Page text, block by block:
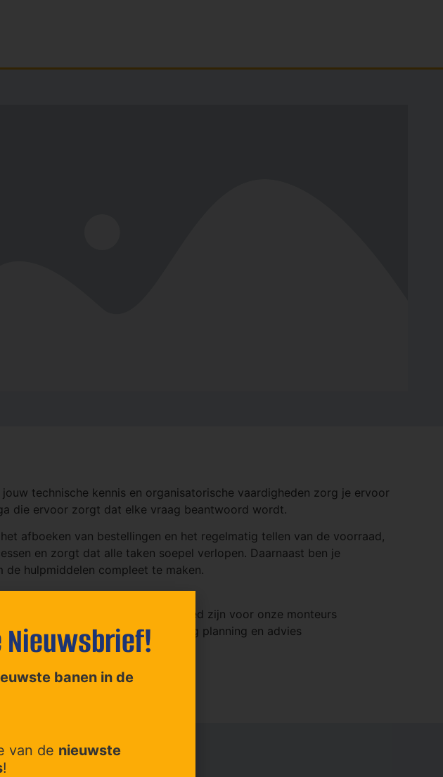
technische kennis en organisatorische vaardigheden zorg je ervoor
die ervoor zorgt dat elke vraag beantwoord wordt.
afboeken van bestellingen en het regelmatig tellen van de voorraad,
en zorgt dat alle taken soepel verlopen. Daarnaast ben je
hulpmiddelen compleet te maken.
benodigde hulpmiddelen gereed zijn voor onze monteurs
voor je collega’s van de afdeling planning en advies
volgens onze richtlijnen.
Nieuwsbrief!
banen in de
van de nieuwste
!